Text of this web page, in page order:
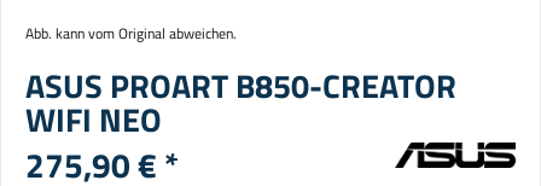
Abb. kann vom Original abweichen.
ASUS PROART B850-CREATOR
WIFI NEO
275,90 € *